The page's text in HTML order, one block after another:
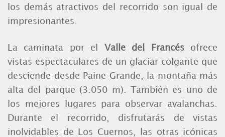
los demás atractivos del recorrido son igual de
impresionantes.
La caminata por el Valle del Francésofrece
vistas espectaculares de un glaciar colgante que
desciende desde Paine Grande, la montaña más
alta del parque (3.050 m). También es uno de
los mejores lugares para observar avalanchas.
Durante el recorrido, disfrutarás de vistas
inolvidables de Los Cuernos, las otras icónicas